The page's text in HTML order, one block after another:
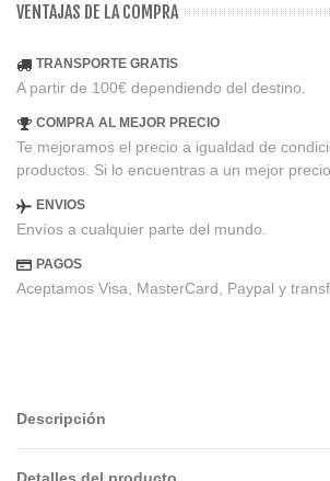
VENTAJAS DE LA COMPRA
TRANSPORTE GRATIS
A partir de 100€ dependiendo del destino.
COMPRA AL MEJOR PRECIO
Te mejoramos el precio a igualdad de
productos. Si lo encuentras a un mejor
ENVIOS
Envíos a cualquier parte del mundo.
PAGOS
Aceptamos Visa, MasterCard, Paypal y
Descripción